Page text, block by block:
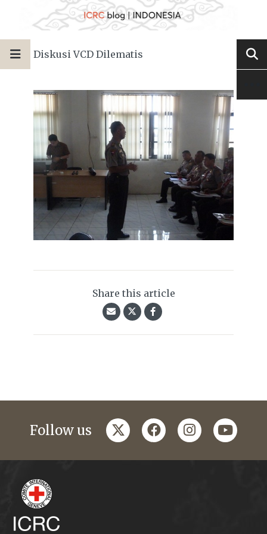
Diskusi VCD Dilematis
Share this article
Follow us twitterfacebookinstagramyoutube